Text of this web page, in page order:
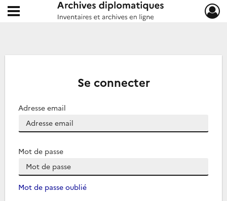
Archives diplomatiques
Ouvrir le menu déroulant
Se connecter
Adresse email
Mot de passe
Mot de passe oublié